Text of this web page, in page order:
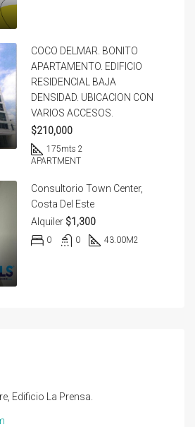
COCO DELMAR. BONITO
APARTAMENTO. EDIFICIO
RESIDENCIAL BAJA
DENSIDAD. UBICACION CON
VARIOS ACCESOS.
$210,000
175mts 2
APARTMENT
Consultorio Town Center,
Costa Del Este
Alquiler $1,300
0 0 43.00M2
Edificio La Prensa.